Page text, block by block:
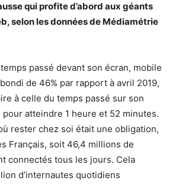
qui profite d’abord aux géants
selon les données de Médiamétrie
passé devant son écran, mobile
de 46% par rapport à avril 2019,
à celle du temps passé sur son
atteindre 1 heure et 52 minutes.
rester chez soi était une obligation,
Français, soit 46,4 millions de
connectés tous les jours. Cela
d’internautes quotidiens